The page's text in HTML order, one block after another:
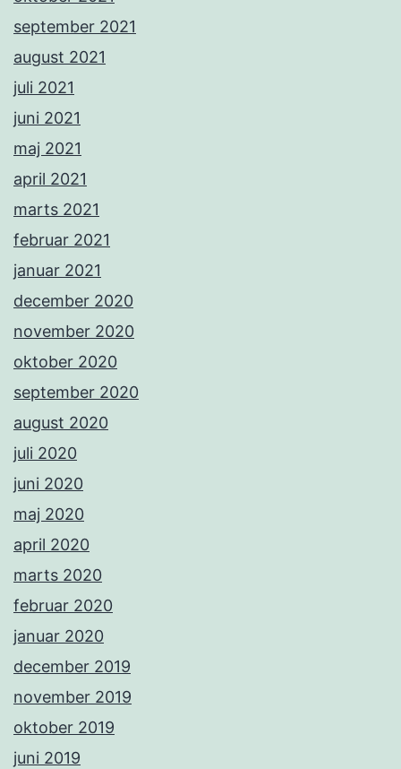
september 2021
august 2021
juli 2021
juni 2021
maj 2021
april 2021
marts 2021
februar 2021
januar 2021
december 2020
november 2020
oktober 2020
september 2020
august 2020
juli 2020
juni 2020
maj 2020
april 2020
marts 2020
februar 2020
januar 2020
december 2019
november 2019
oktober 2019
juni 2019